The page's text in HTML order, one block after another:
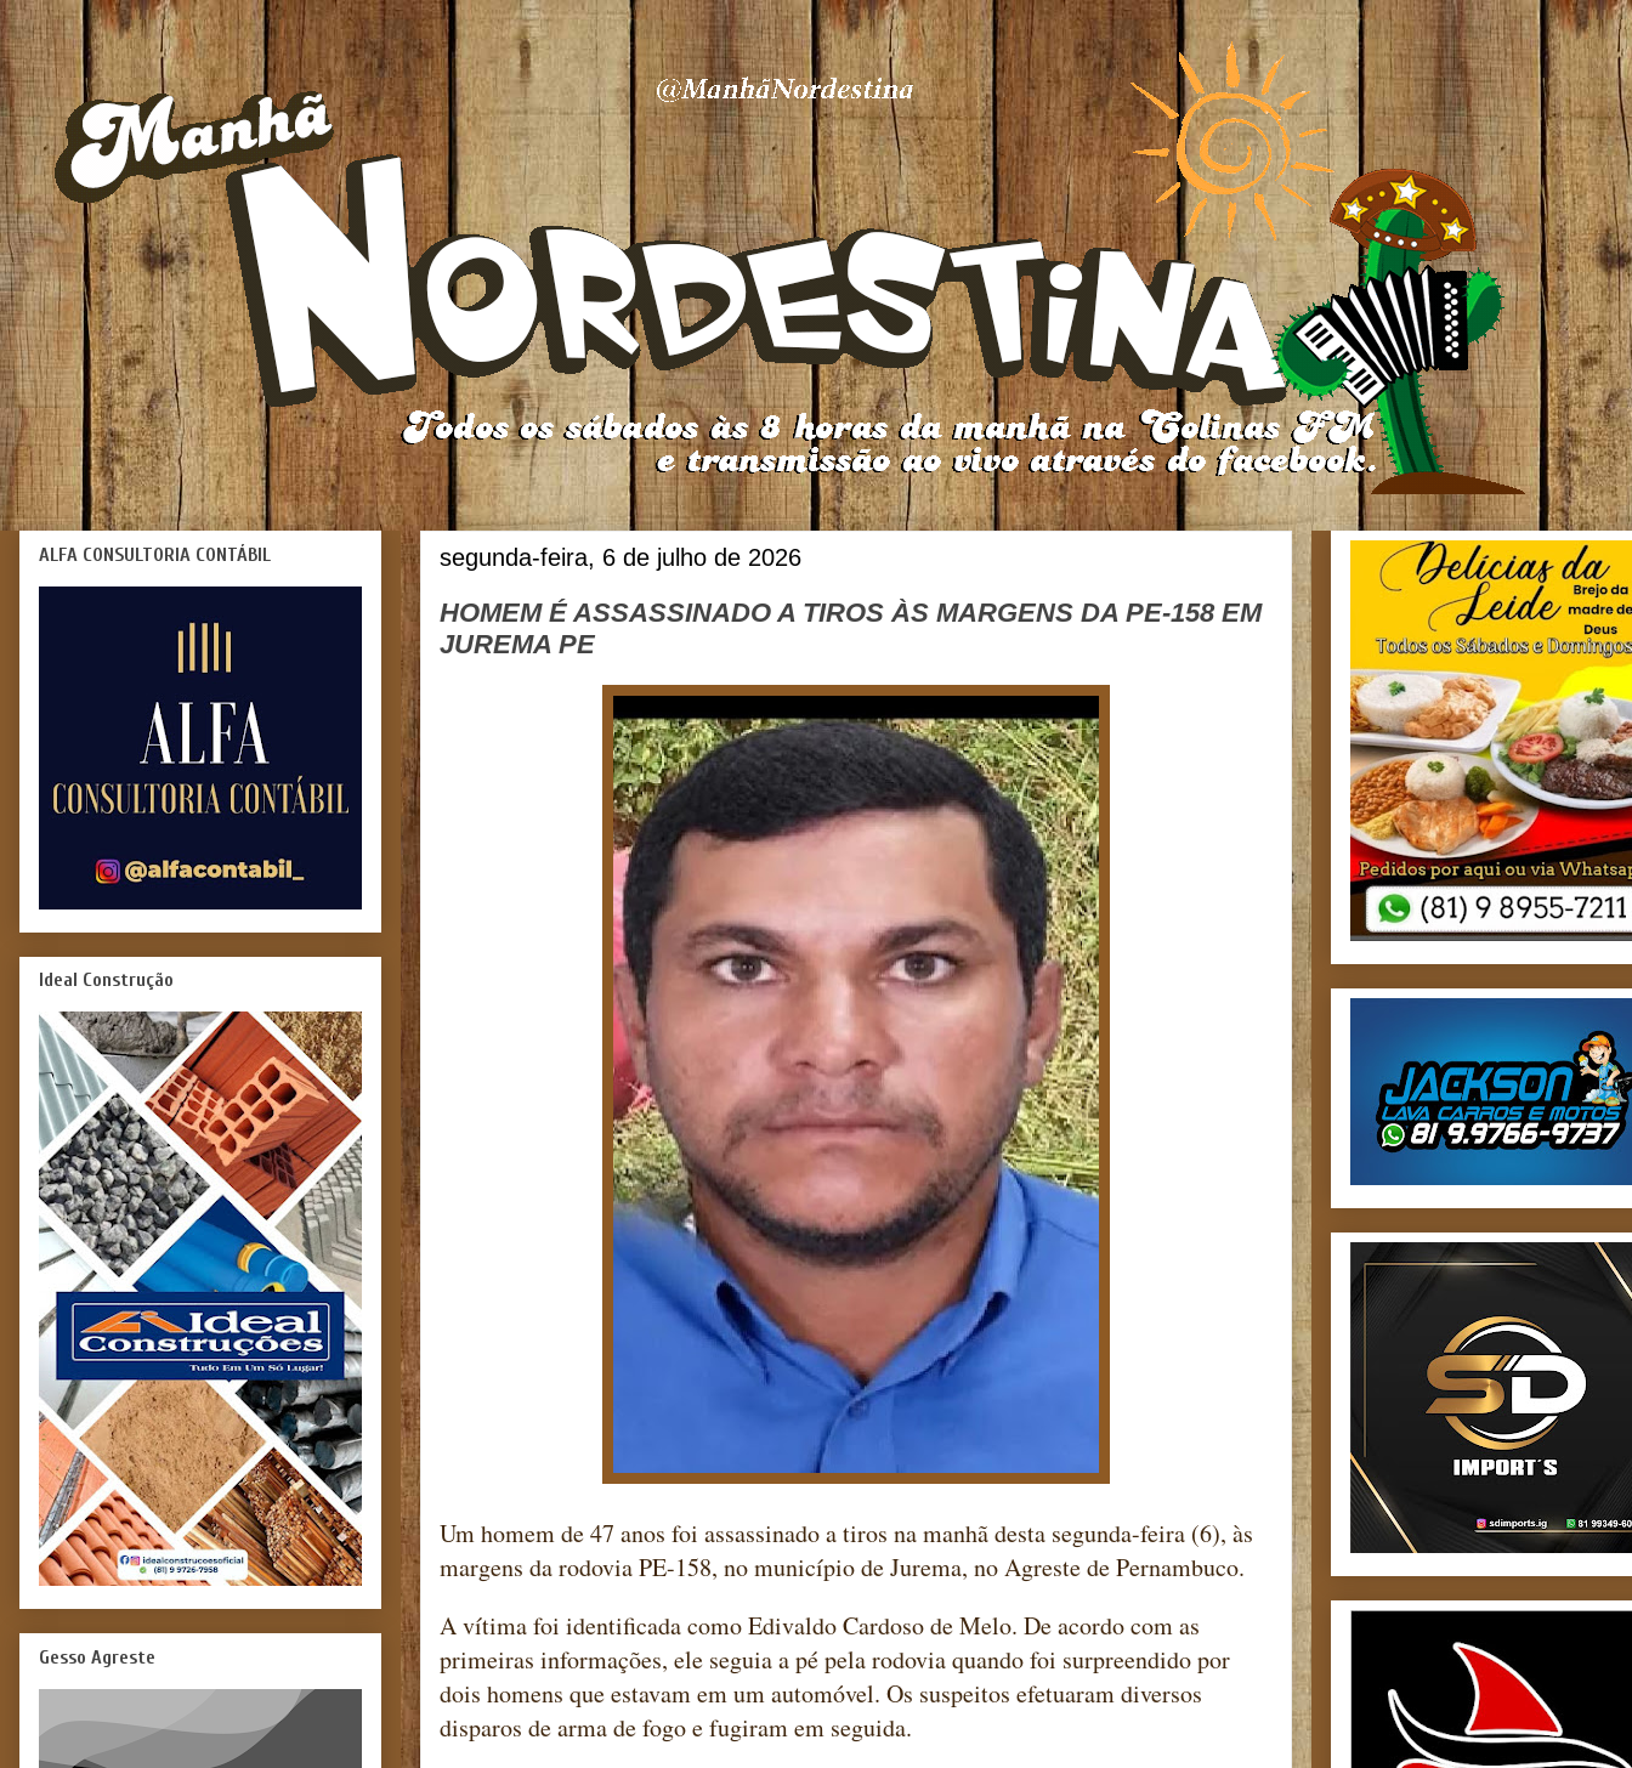
segunda-feira, 6 de julho de 2026
HOMEM É ASSASSINADO A TIROS ÀS MARGENS DA PE-158 EM
JUREMA PE
Um homem de 47 anos foi assassinado a tiros na manhã desta segunda-feira (6), às
margens da rodovia PE-158, no município de Jurema, no Agreste de Pernambuco.
A vítima foi identificada como Edivaldo Cardoso de Melo. De acordo com as
primeiras informações, ele seguia a pé pela rodovia quando foi surpreendido por
dois homens que estavam em um automóvel. Os suspeitos efetuaram diversos
disparos de arma de fogo e fugiram em seguida.
ALFA CONSULTORIA CONTÁBIL
Ideal Construção
Gesso Agreste